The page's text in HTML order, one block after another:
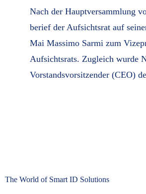
Nach der Hauptversammlung
berief der Aufsichtsrat auf
Mai Massimo Sarmi zum
Aufsichtsrats. Zugleich wurde
Vorstandsvorsitzender (CEO)
The World of Smart ID Solutions